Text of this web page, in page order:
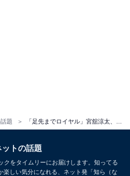
題
ットの話題
クをタイムリーにお届けします。知ってる
楽しい気分になれる、ネット発「知ら（な